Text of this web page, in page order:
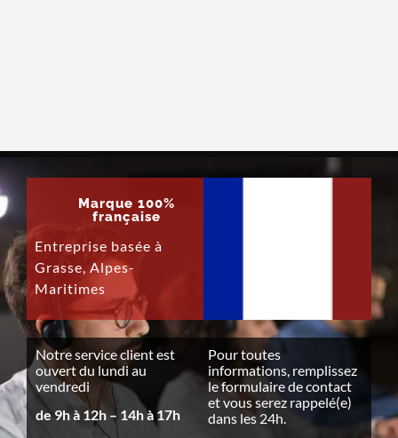
Marque 100%
française
Entreprise basée à
Grasse, Alpes-
Maritimes
Notre service client est
ouvert du lundi au
vendredi
de 9h à 12h – 14h à 17h
Pour toutes
informations, remplissez
le formulaire de contact
et vous serez rappelé(e)
dans les 24h.